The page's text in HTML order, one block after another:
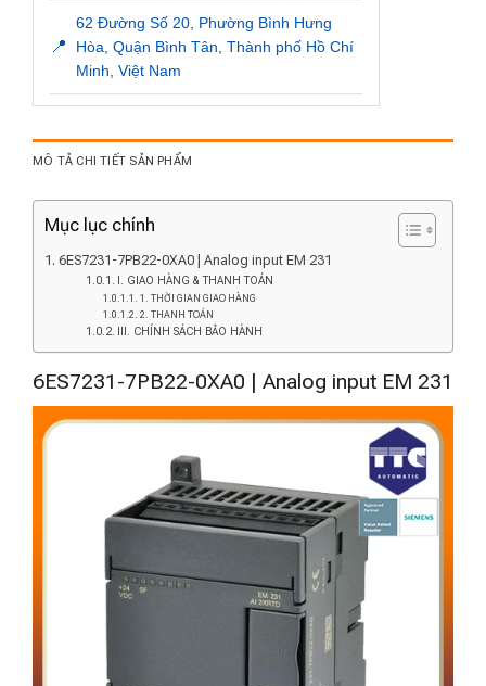
📍
62 Đường Số 20, Phường Bình Hưng
Hòa, Quận Bình Tân, Thành phố Hồ Chí
Minh, Việt Nam
MÔ TẢ CHI TIẾT SẢN PHẨM
Mục lục chính
6ES7231-7PB22-0XA0 | Analog input EM 231
I. GIAO HÀNG & THANH TOÁN
1. THỜI GIAN GIAO HÀNG
2. THANH TOÁN
III. CHÍNH SÁCH BẢO HÀNH
6ES7231-7PB22-0XA0 | Analog input EM 231